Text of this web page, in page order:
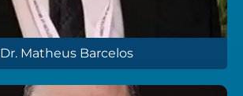
Dr. Matheus Barcelos